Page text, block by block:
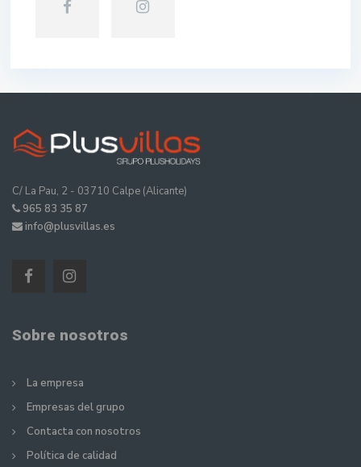
C/ La Pau, 2 - 03710 Calpe (Alicante)
965 83 35 87
info@plusvillas.es
Sobre nosotros
La empresa
Empresas del grupo
Contacta con nosotros
Política de calidad